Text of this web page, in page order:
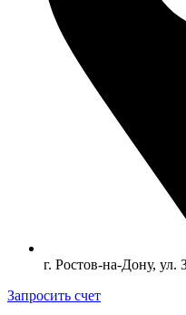
г. Ростов-на-Дону, ул.
Запросить счет